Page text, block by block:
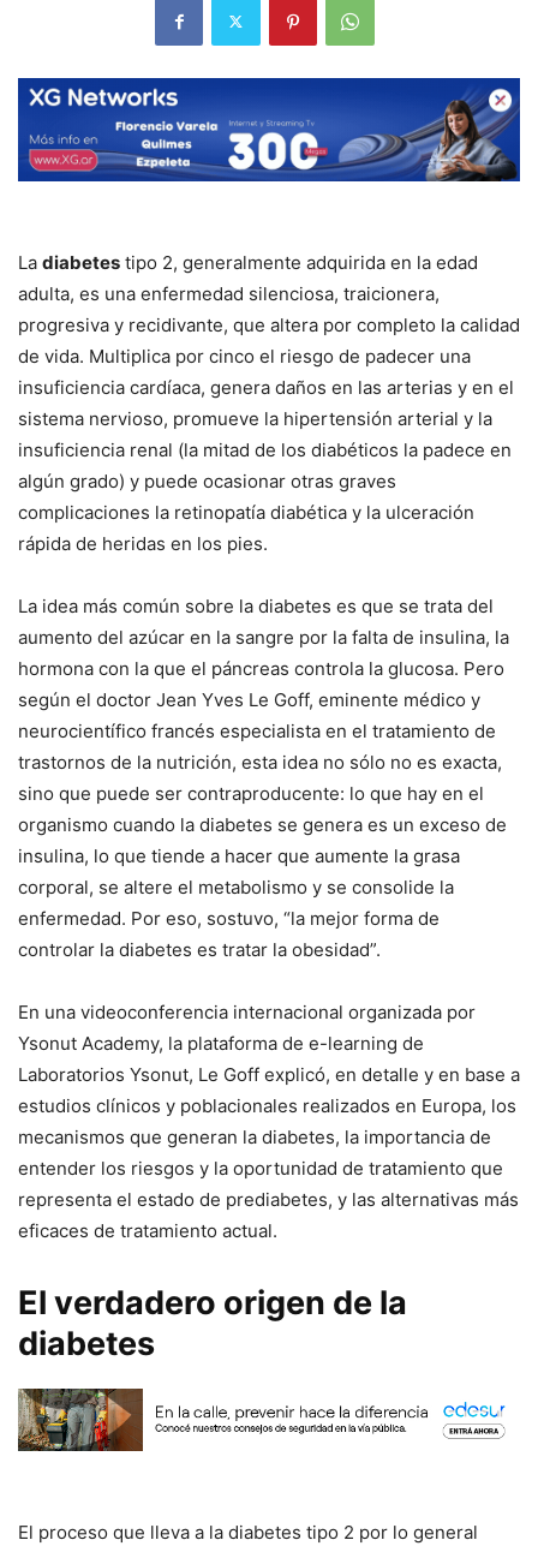
La diabetes tipo 2, generalmente adquirida en la edad
adulta, es una enfermedad silenciosa, traicionera,
progresiva y recidivante, que altera por completo la calidad
de vida. Multiplica por cinco el riesgo de padecer una
insuficiencia cardíaca, genera daños en las arterias y en el
sistema nervioso, promueve la hipertensión arterial y la
insuficiencia renal (la mitad de los diabéticos la padece en
algún grado) y puede ocasionar otras graves
complicaciones la retinopatía diabética y la ulceración
rápida de heridas en los pies.
La idea más común sobre la diabetes es que se trata del
aumento del azúcar en la sangre por la falta de insulina, la
hormona con la que el páncreas controla la glucosa. Pero
según el doctor Jean Yves Le Goff, eminente médico y
neurocientífico francés especialista en el tratamiento de
trastornos de la nutrición, esta idea no sólo no es exacta,
sino que puede ser contraproducente: lo que hay en el
organismo cuando la diabetes se genera es un exceso de
insulina, lo que tiende a hacer que aumente la grasa
corporal, se altere el metabolismo y se consolide la
enfermedad. Por eso, sostuvo, “la mejor forma de
controlar la diabetes es tratar la obesidad”.
En una videoconferencia internacional organizada por
Ysonut Academy, la plataforma de e-learning de
Laboratorios Ysonut, Le Goff explicó, en detalle y en base a
estudios clínicos y poblacionales realizados en Europa, los
mecanismos que generan la diabetes, la importancia de
entender los riesgos y la oportunidad de tratamiento que
representa el estado de prediabetes, y las alternativas más
eficaces de tratamiento actual.
El verdadero origen de la
diabetes
El proceso que lleva a la diabetes tipo 2 por lo general